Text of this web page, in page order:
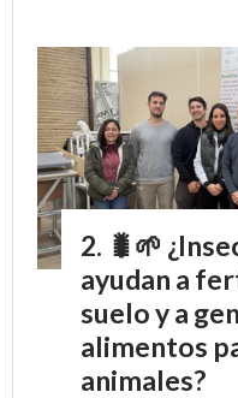
🐛🌱
ayudan a
suelo y a
alimentos
animales?